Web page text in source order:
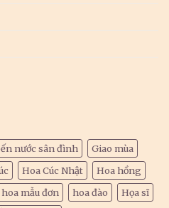
nước sân đình
Giao mùa
Hoa Cúc Nhật
Hoa hồng
hoa mẫu đơn hoa đào
Họa sĩ